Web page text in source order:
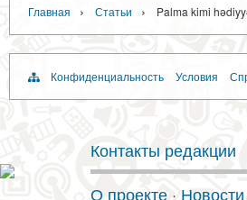
Главная › Статьи › Palma kimi
Конфиденциальность Условия
Контакты редакции
О проекте · Новости